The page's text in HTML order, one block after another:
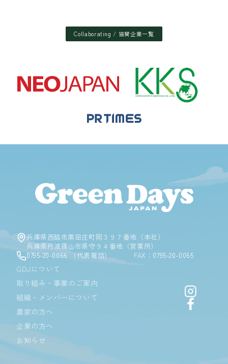
Collaborating / 協賛企業一覧
GDJについて
取り組み・事業のご案内
組織・メンバーについて
農家の方へ
企業の方へ
お知らせ
Green
兵庫県西脇市黒田庄町岡３９７番地（本社）
兵庫県丹波篠山市県守９４番地（営業所）
0795-20-0066 （代表電話） FAX： 0795-20-0065